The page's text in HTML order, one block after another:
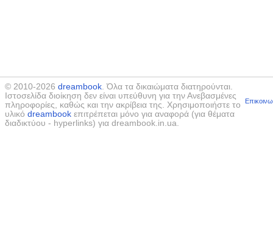
© 2010-2026 dreambook. Όλα τα δικαιώματα διατηρούνται.
Ιστοσελίδα διοίκηση δεν είναι υπεύθυνη για την Ανεβασμένες
πληροφορίες, καθώς και την ακρίβεια της. Χρησιμοποιήστε το
υλικό dreambook επιτρέπεται μόνο για αναφορά (για θέματα
διαδικτύου - hyperlinks) για dreambook.in.ua.